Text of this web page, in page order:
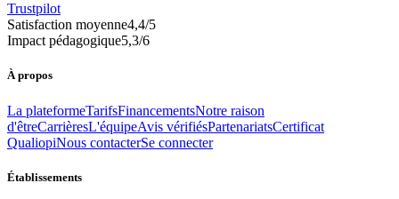
Trustpilot
Satisfaction moyenne4,4/5
Impact pédagogique5,3/6
À propos
La plateformeTarifsFinancementsNotre raison
d'êtreCarrièresL'équipeAvis vérifiésPartenariatsCertificat
QualiopiNous contacterSe connecter
Établissements